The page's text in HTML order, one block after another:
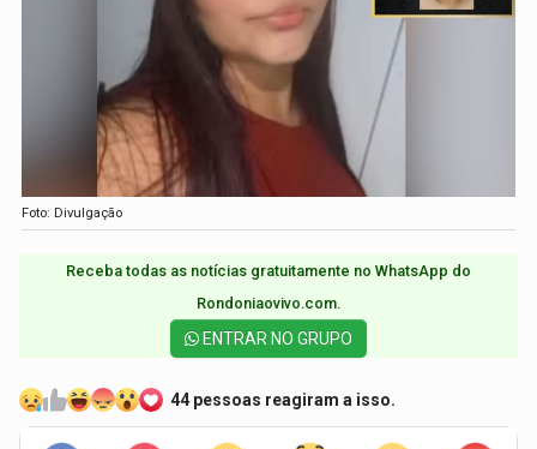
Foto: Divulgação
Receba todas as notícias gratuitamente no WhatsApp do
Rondoniaovivo.com.​
ENTRAR NO GRUPO
44 pessoas reagiram a isso.